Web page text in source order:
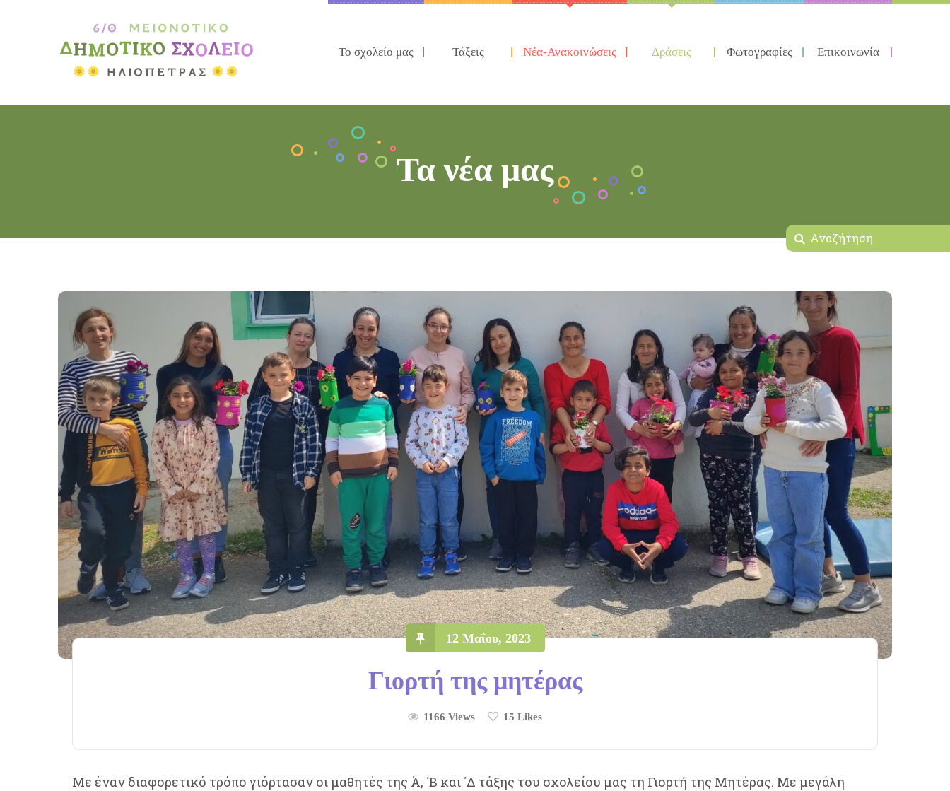
Το σχολείο μας Τάξεις Νέα-Ανακοινώσεις Δράσεις Φωτογραφίες Επικοινωνία
Τα νέα μας
12 Μαΐου, 2023
Γιορτή της μητέρας
1166 Views 15 Likes
Με έναν διαφορετικό τρόπο γιόρτασαν οι μαθητές της Ά, ΄Β και ΄Δ τάξης του σχολείου μας τη Γιορτή της Μητέρας. Με μεγάλη